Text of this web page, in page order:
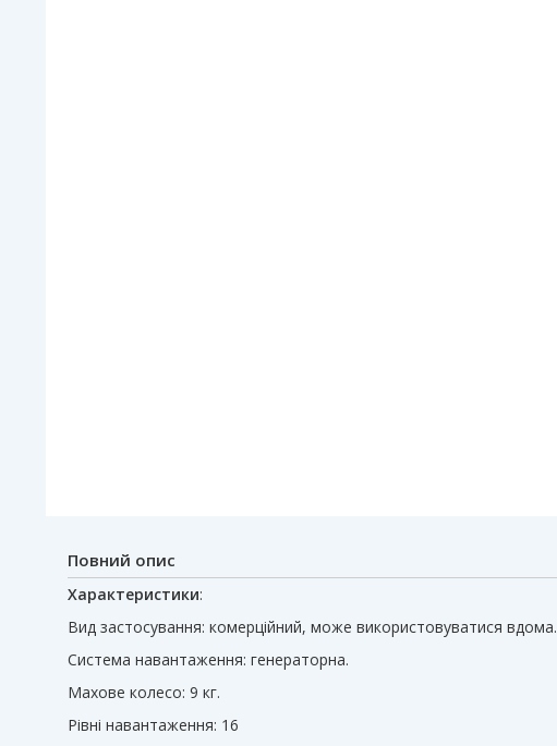
Повний опис
Характеристики:
Вид застосування: комерційний, може використовуватися вдома.
Система навантаження: генераторна.
Махове колесо: 9 кг.
Рівні навантаження: 16